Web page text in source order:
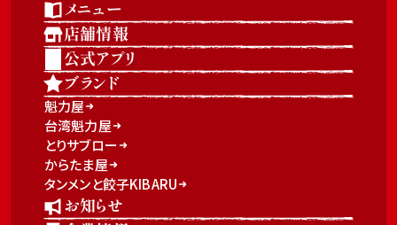
メニュー
店舗情報
公式アプリ
ブランド
魁力屋
台湾魁力屋
とりサブロー
からたま屋
タンメンと餃子KIBARU
お知らせ